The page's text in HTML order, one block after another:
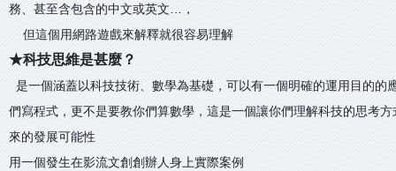
務、甚至含包含的中文或英文…，
但這個用網路遊戲來解釋就很容易理解
★科技思維是甚麼？
是一個涵蓋以科技技術、數學為基礎，可以有一個明確的運用目的的
們寫程式，更不是要教你們算數學，這是一個讓你們理解科技的思考
來的發展可能性
用一個發生在影流文創創辦人身上實際案例